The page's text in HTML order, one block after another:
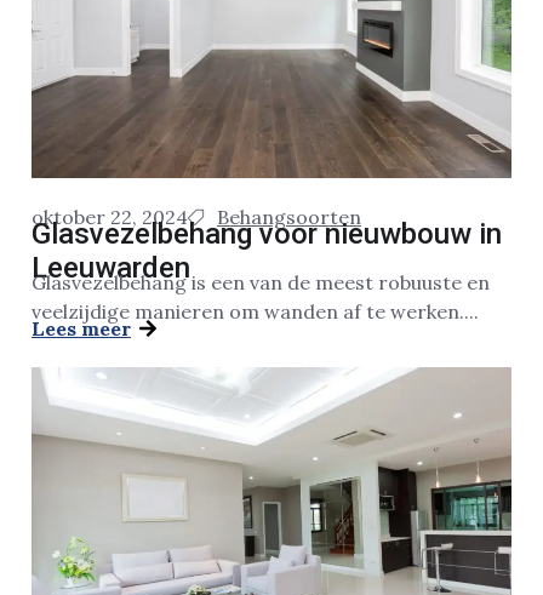
oktober 22, 2024 Behangsoorten
Glasvezelbehang voor nieuwbouw in
Leeuwarden
Glasvezelbehang is een van de meest robuuste en
veelzijdige manieren om wanden af te werken....
Lees meer